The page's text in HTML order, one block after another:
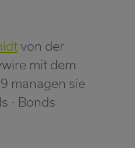
von der
mit dem
managen sie
- Bonds